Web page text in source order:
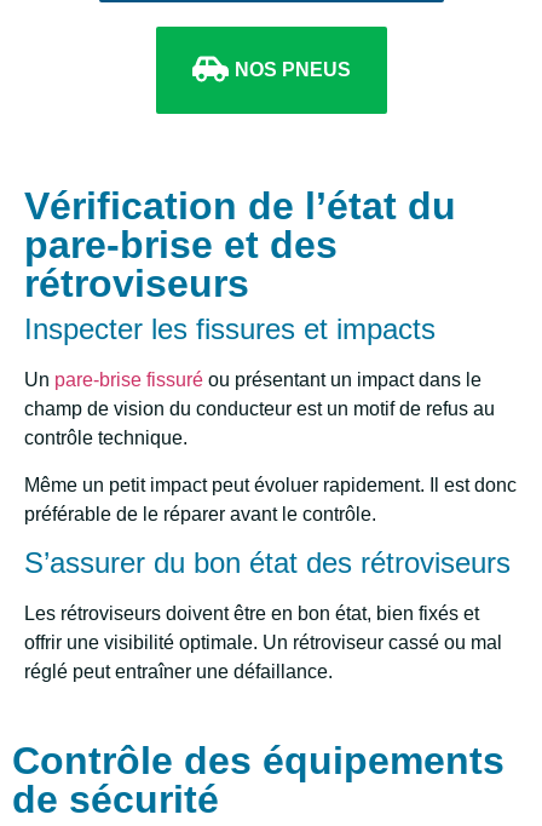
NOS PNEUS
Vérification de l’état du
pare-brise et des
rétroviseurs
Inspecter les fissures et impacts
Un pare-brise fissuré ou présentant un impact dans le
champ de vision du conducteur est un motif de refus au
contrôle technique.
Même un petit impact peut évoluer rapidement. Il est donc
préférable de le réparer avant le contrôle.
S’assurer du bon état des rétroviseurs
Les rétroviseurs doivent être en bon état, bien fixés et
offrir une visibilité optimale. Un rétroviseur cassé ou mal
réglé peut entraîner une défaillance.
Contrôle des équipements
de sécurité